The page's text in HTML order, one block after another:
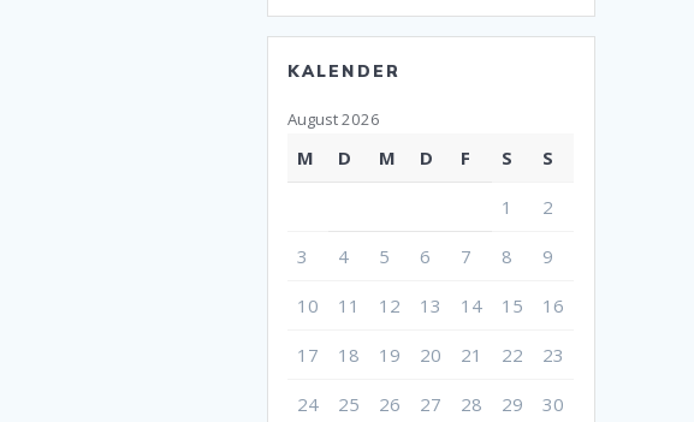
KALENDER
August 2026
M D M D F S S
1 2
3 4 5 6 7 8 9
10 11 12 13 14 15 16
17 18 19 20 21 22 23
24 25 26 27 28 29 30